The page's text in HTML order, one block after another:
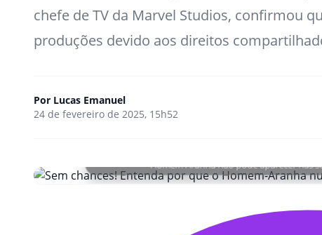
chefe de TV da Marvel Studios, confirmou
produções devido aos direitos
Por Lucas Emanuel
24 de fevereiro de 2025, 15h52
Homem-Aranha não pode aparecer nas